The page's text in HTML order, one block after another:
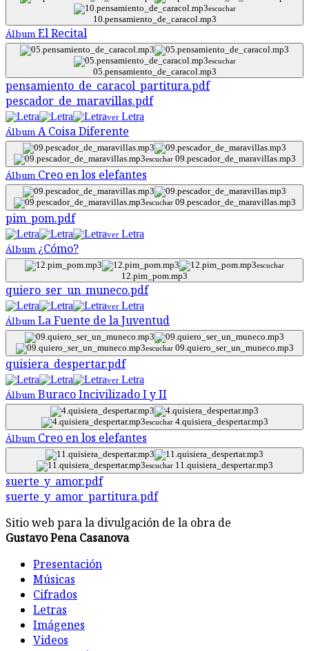
escuchar
10.pensamiento_de_caracol.mp3
Álbum El Recital
escuchar
05.pensamiento_de_caracol.mp3
pensamiento_de_caracol_partitura.pdf
pescador_de_maravillas.pdf
verLetra
Álbum A Coisa Diferente
escuchar09.pescador_de_maravillas.mp3
Álbum Creo en los elefantes
escuchar09.pescador_de_maravillas.mp3
pim_pom.pdf
verLetra
Álbum ¿Cómo?
escuchar
12.pim_pom.mp3
quiero_ser_un_muneco.pdf
verLetra
Álbum La Fuente de la Juventud
escuchar09.quiero_ser_un_muneco.mp3
quisiera_despertar.pdf
verLetra
Álbum Buraco Incivilizado I y II
escuchar4.quisiera_despertar.mp3
Álbum Creo en los elefantes
escuchar11.quisiera_despertar.mp3
suerte_y_amor.pdf
suerte_y_amor_partitura.pdf
Sitio web para la divulgación de la obra de
Gustavo Pena Casanova
Presentación
Músicas
Cifrados
Letras
Imágenes
Videos